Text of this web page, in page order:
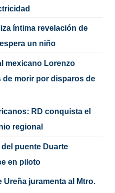
íntima revelación de
un niño
mexicano Lorenzo
de morir por disparos de
RD conquista el
regional
puente Duarte
en piloto
Ureña juramenta al Mtro.